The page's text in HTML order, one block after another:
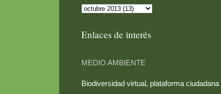
Enlaces de interés
MEDIO AMBIENTE
Biodiversidad virtual, plataforma ciudadana